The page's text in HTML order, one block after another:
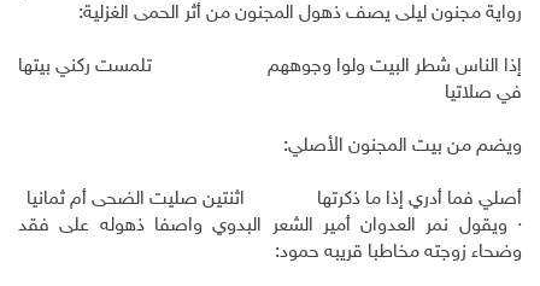
رواية مجنون ليلى يصف ذهول المجنون من أثر الحمى الغزلية:
إذا الناس شطر البيت ولوا وجوههم تلمست ركني بيتها
في صلاتيا
ويضم من بيت المجنون الأصلي:
أصلي فما أدري إذا ما ذكرتها اثنتين صليت الضحى أم ثمانيا
· ويقول نمر العدوان أمير الشعر البدوي واصفا ذهوله على فقد
وضحاء زوجته مخاطبا قريبه حمود: